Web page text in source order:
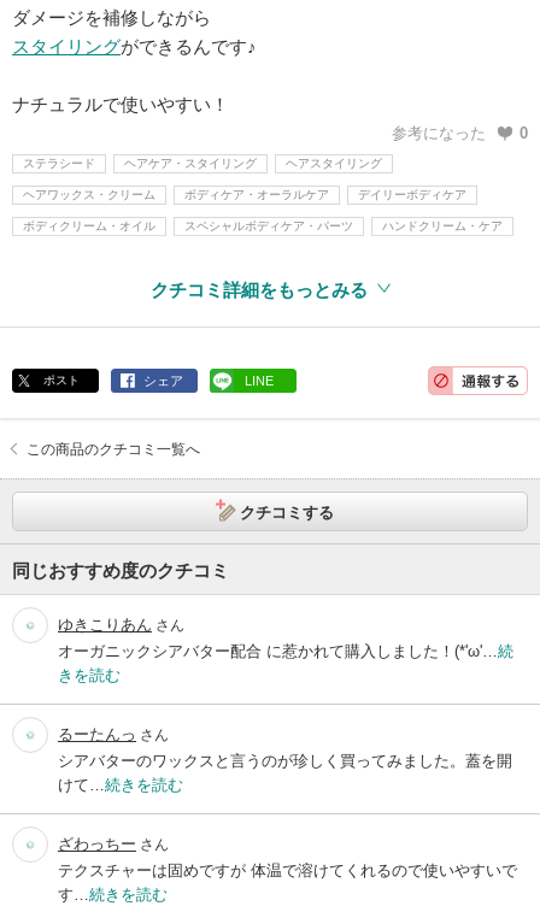
ダメージを補修しながら
スタイリングができるんです♪
ナチュラルで使いやすい！
参考になった 0
ステラシード ヘアケア・スタイリング ヘアスタイリング
ヘアワックス・クリーム ボディケア・オーラルケア デイリーボディケア
ボディクリーム・オイル スペシャルボディケア・パーツ ハンドクリーム・ケア
クチコミ詳細をもっとみる
ポスト シェア LINE
この商品のクチコミ一覧へ
クチコミする
同じおすすめ度のクチコミ
ゆきこりあん さん
オーガニックシアバター配合 に惹かれて購入しました！(*'ω'… 続
きを読む
るーたんっ さん
シアバターのワックスと言うのが珍しく買ってみました。蓋を開
けて… 続きを読む
ざわっちー さん
テクスチャーは固めですが 体温で溶けてくれるので使いやすいで
す… 続きを読む